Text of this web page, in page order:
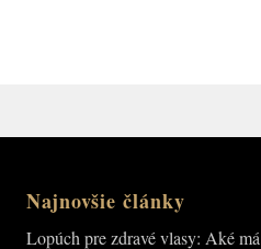
Najnovšie články
Lopúch pre zdravé vlasy: Aké